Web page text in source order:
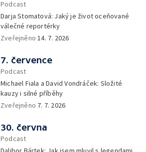
Podcast
Darja Stomatová: Jaký je život oceňované
válečné reportérky
Zveřejněno14. 7. 2026
7. července
Podcast
Michael Fiala a David Vondráček: Složité
kauzy i silné příběhy
Zveřejněno 7. 7. 2026
30. června
Podcast